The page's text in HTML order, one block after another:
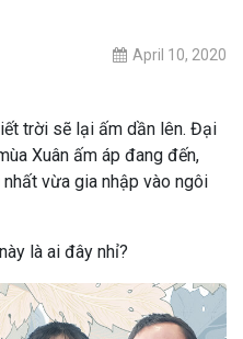
April 10, 2020
trời sẽ lại ấm dần lên. Đại
Xuân ấm áp đang đến,
vừa gia nhập vào ngôi
là ai đây nhỉ?